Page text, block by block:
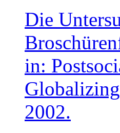
Die
in:
2002.